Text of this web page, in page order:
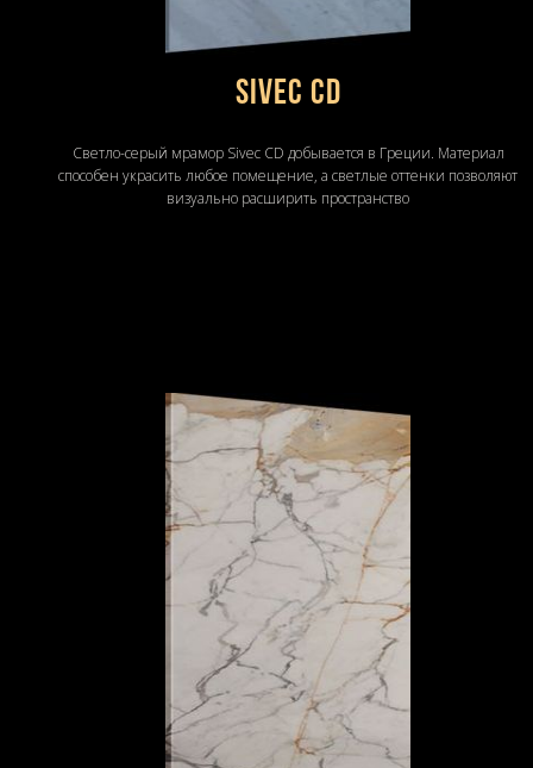
Sivec CD
Светло-серый мрамор Sivec CD добывается в Греции. Материал
способен украсить любое помещение, а светлые оттенки позволяют
визуально расширить пространство